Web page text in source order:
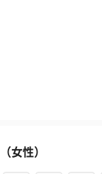
女性）